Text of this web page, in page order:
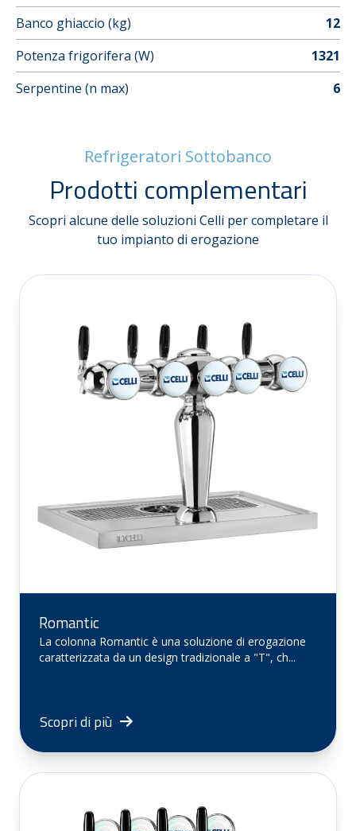
Banco ghiaccio (kg)
12
Potenza frigorifera (W)
1321
Serpentine (n max)
6
Refrigeratori Sottobanco
Prodotti complementari
Scopri alcune delle soluzioni Celli per completare il
tuo impianto di erogazione
Romantic
La colonna Romantic è una soluzione di erogazione
caratterizzata da un design tradizionale a "T", ch...
Scopri di più